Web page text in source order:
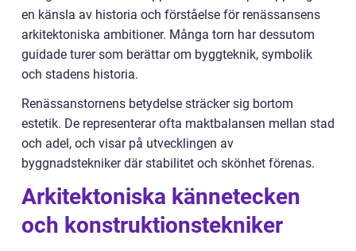
en känsla av historia och förståelse för renässansens
arkitektoniska ambitioner. Många torn har dessutom
guidade turer som berättar om byggteknik, symbolik
och stadens historia.
Renässanstornens betydelse sträcker sig bortom
estetik. De representerar ofta maktbalansen mellan stad
och adel, och visar på utvecklingen av
byggnadstekniker där stabilitet och skönhet förenas.
Arkitektoniska kännetecken
och konstruktionstekniker